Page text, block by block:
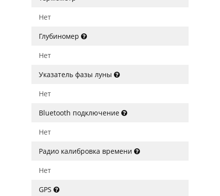
Нет
Глубиномер
Нет
Указатель фазы луны
Нет
Bluetooth подключение
Нет
Радио калибровка времени
Нет
GPS